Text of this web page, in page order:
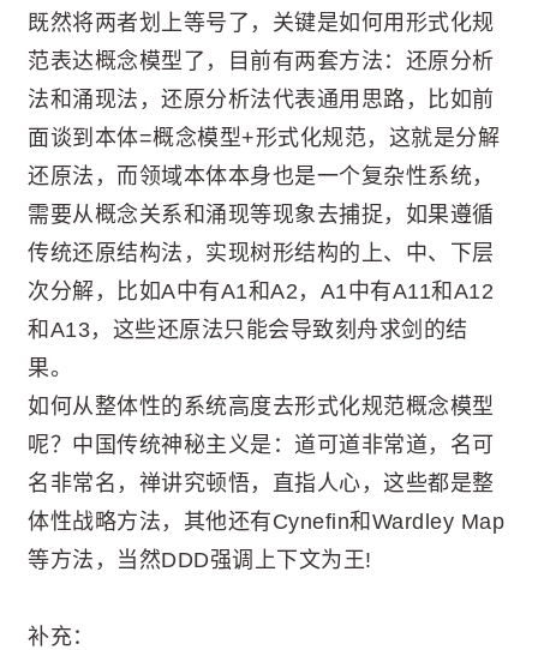
既然将两者划上等号了，关键是如何用形式化规
范表达概念模型了，目前有两套方法：还原分析
法和涌现法，还原分析法代表通用思路，比如前
面谈到本体=概念模型+形式化规范，这就是分解
还原法，而领域本体本身也是一个复杂性系统，
需要从概念关系和涌现等现象去捕捉，如果遵循
传统还原结构法，实现树形结构的上、中、下层
次分解，比如A中有A1和A2，A1中有A11和A12
和A13，这些还原法只能会导致刻舟求剑的结
果。
如何从整体性的系统高度去形式化规范概念模型
呢？中国传统神秘主义是：道可道非常道，名可
名非常名，禅讲究顿悟，直指人心，这些都是整
体性战略方法，其他还有Cynefin和Wardley Map
等方法，当然DDD强调上下文为王!
补充：